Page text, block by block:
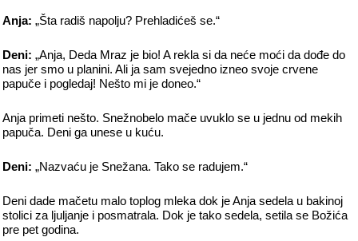
Anja: „Šta radiš napolju? Prehladićeš se.“
Deni: „Anja, Deda Mraz je bio! A rekla si da neće moći da dođe do
nas jer smo u planini. Ali ja sam svejedno izneo svoje crvene
papuče i pogledaj! Nešto mi je doneo.“
Anja primeti nešto. Snežnobelo mače uvuklo se u jednu od mekih
papuča. Deni ga unese u kuću.
Deni: „Nazvaću je Snežana. Tako se radujem.“
Deni dade mačetu malo toplog mleka dok je Anja sedela u bakinoj
stolici za ljuljanje i posmatrala. Dok je tako sedela, setila se Božića
pre pet godina.